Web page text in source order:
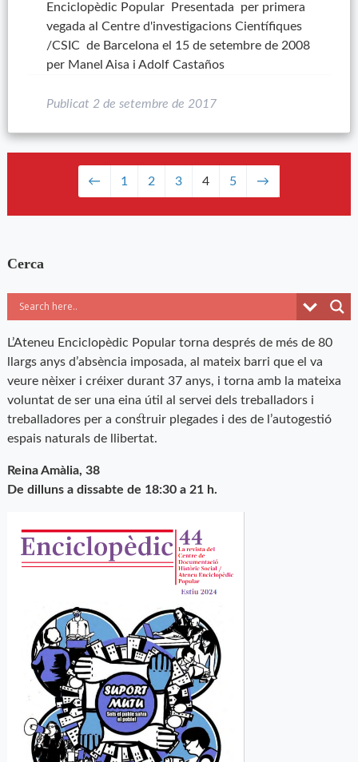
Enciclopèdic Popular Presentada per primera
vegada al Centre d'investigacions Científiques
/CSIC de Barcelona el 15 de setembre de 2008
per Manel Aisa i Adolf Castaños
Publicat 2 de setembre de 2017
← 1 2 3 4 5 →
Cerca
L’Ateneu Enciclopèdic Popular torna després de més de 80
llargs anys d’absència imposada, al mateix barri que el va
veure nèixer i créixer durant 37 anys, i torna amb la mateixa
voluntat de ser una eina útil al servei dels treballadors i
treballadores per a construir plegades i des de l’autogestió
espais naturals de llibertat.
Reina Amàlia, 38
De dilluns a dissabte de 18:30 a 21 h.